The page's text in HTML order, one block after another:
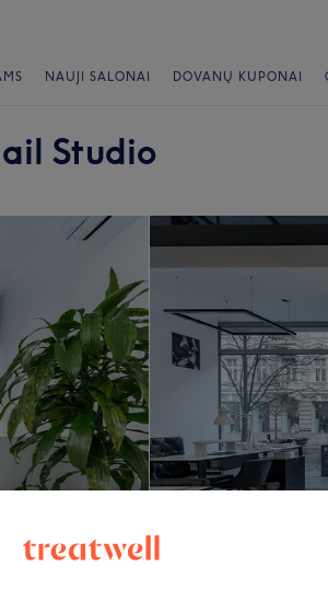
NAUJI SALONAI DOVANŲ KUPONAI
Studio